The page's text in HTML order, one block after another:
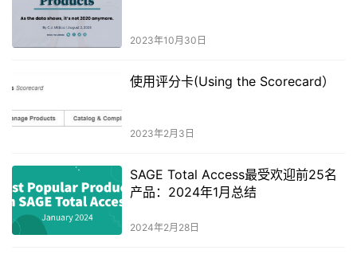
2023年10月30日
使用评分卡(Using the Scorecard）
2023年2月3日
SAGE Total Access最受欢迎前25名
产品：2024年1月总结
2024年2月28日